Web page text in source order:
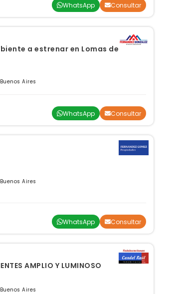
WhatsApp Consultar
a estrenar en Lomas de
Aires
WhatsApp Consultar
Aires
WhatsApp Consultar
AMPLIO Y LUMINOSO
Aires